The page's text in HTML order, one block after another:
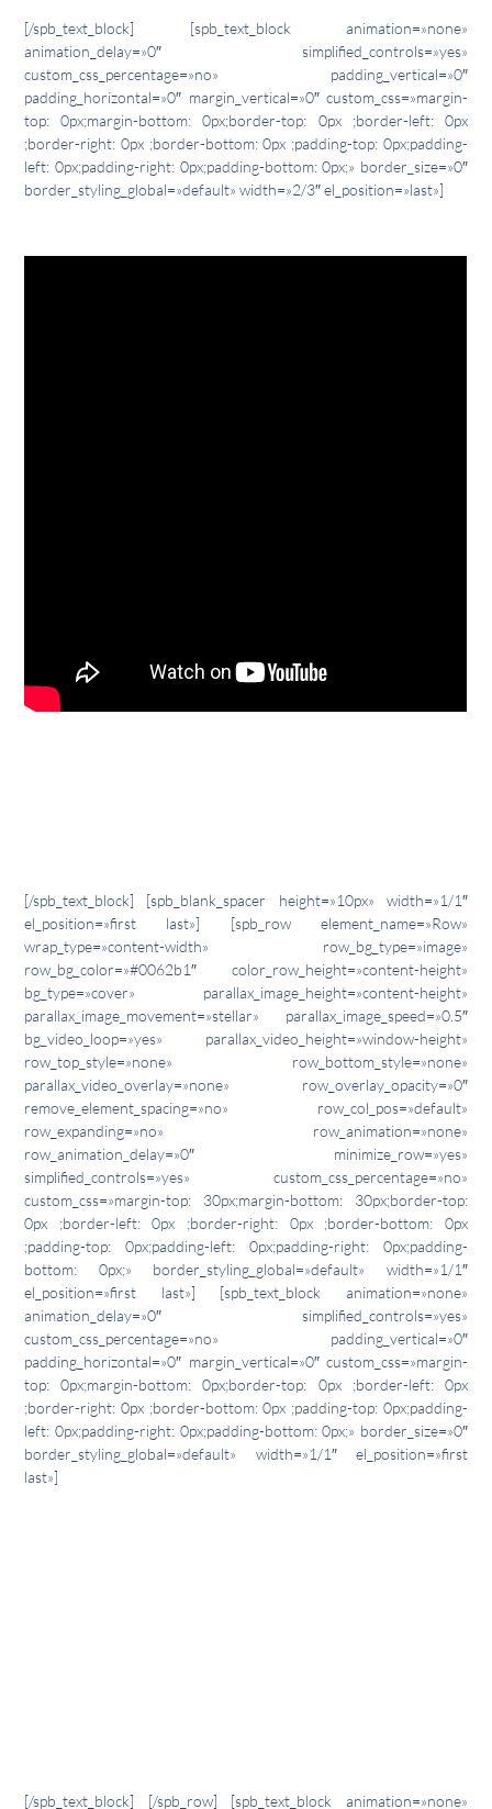
[/spb_text_block] [spb_text_block animation=»none»
animation_delay=»0″ simplified_controls=»yes»
custom_css_percentage=»no» padding_vertical=»0″
padding_horizontal=»0″ margin_vertical=»0″ custom_css=»margin-
top: 0px;margin-bottom: 0px;border-top: 0px ;border-left: 0px
;border-right: 0px ;border-bottom: 0px ;padding-top: 0px;padding-
left: 0px;padding-right: 0px;padding-bottom: 0px;» border_size=»0″
border_styling_global=»default» width=»2/3″ el_position=»last»]
[/spb_text_block] [spb_blank_spacer height=»10px» width=»1/1″
el_position=»first last»] [spb_row element_name=»Row»
wrap_type=»content-width» row_bg_type=»image»
row_bg_color=»#0062b1″ color_row_height=»content-height»
bg_type=»cover» parallax_image_height=»content-height»
parallax_image_movement=»stellar» parallax_image_speed=»0.5″
bg_video_loop=»yes» parallax_video_height=»window-height»
row_top_style=»none» row_bottom_style=»none»
parallax_video_overlay=»none» row_overlay_opacity=»0″
remove_element_spacing=»no» row_col_pos=»default»
row_expanding=»no» row_animation=»none»
row_animation_delay=»0″ minimize_row=»yes»
simplified_controls=»yes» custom_css_percentage=»no»
custom_css=»margin-top: 30px;margin-bottom: 30px;border-top:
0px ;border-left: 0px ;border-right: 0px ;border-bottom: 0px
;padding-top: 0px;padding-left: 0px;padding-right: 0px;padding-
bottom: 0px;» border_styling_global=»default» width=»1/1″
el_position=»first last»] [spb_text_block animation=»none»
animation_delay=»0″ simplified_controls=»yes»
custom_css_percentage=»no» padding_vertical=»0″
padding_horizontal=»0″ margin_vertical=»0″ custom_css=»margin-
top: 0px;margin-bottom: 0px;border-top: 0px ;border-left: 0px
;border-right: 0px ;border-bottom: 0px ;padding-top: 0px;padding-
left: 0px;padding-right: 0px;padding-bottom: 0px;» border_size=»0″
border_styling_global=»default» width=»1/1″ el_position=»first
last»]
[/spb_text_block] [/spb_row] [spb_text_block animation=»none»